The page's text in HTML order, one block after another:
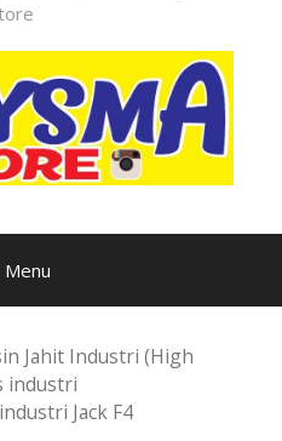
Menu
Jahit Industri (High
industri
Jack F4